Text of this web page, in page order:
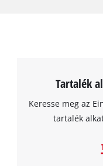
Tartalék
Keresse meg az
tartalék